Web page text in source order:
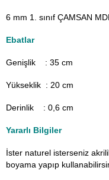
6 mm 1. sınıf ÇAMSAN
Ebatlar
Genişlik : 35 cm
Yükseklik : 20 cm
Derinlik : 0,6 cm
Yararlı Bilgiler
İster naturel isterseniz
boyama yapıp